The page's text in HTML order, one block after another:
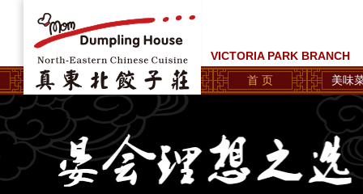
VICTORIA PARK BRANCH
首 页
美味